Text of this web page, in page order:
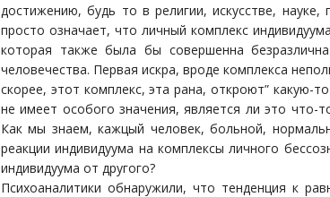
достижению, будь то в религии, искусстве, науке,
просто означает, что личный комплекс
которая также была бы совершенна
человечества. Первая искра, вроде комплекса
скорее, этот комплекс, эта рана, откроют” какую-
не имеет особого значения, является ли это что-
Как мы знаем, кажцый человек, больной,
реакции индивидуума на комплексы личного
индивидуума от другого?
Психоаналитики обнаружили, что тенденция к